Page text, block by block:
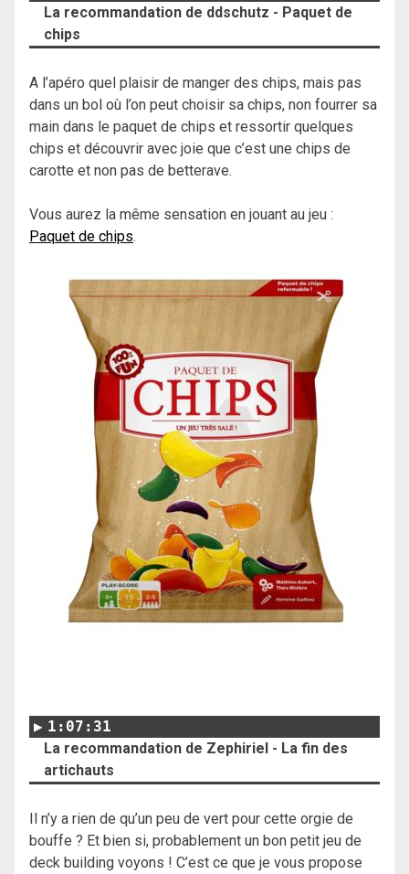
La recommandation de ddschutz - Paquet de
chips
A l’apéro quel plaisir de manger des chips, mais pas
dans un bol où l’on peut choisir sa chips, non fourrer sa
main dans le paquet de chips et ressortir quelques
chips et découvrir avec joie que c’est une chips de
carotte et non pas de betterave.
Vous aurez la même sensation en jouant au jeu :
Paquet de chips.
1:07:31
La recommandation de Zephiriel - La fin des
artichauts
Il n’y a rien de qu’un peu de vert pour cette orgie de
bouffe ? Et bien si, probablement un bon petit jeu de
deck building voyons ! C’est ce que je vous propose